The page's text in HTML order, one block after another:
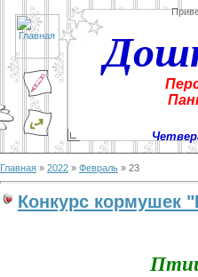
Главная » 2022 » Февраль » 23
Конкурс кормушек